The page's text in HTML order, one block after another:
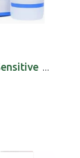
Vitis Sensitive Colut Diario 500ml